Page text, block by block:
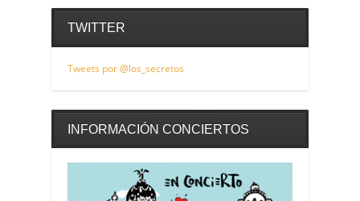
TWITTER
Tweets por @los_secretos
INFORMACIÓN CONCIERTOS